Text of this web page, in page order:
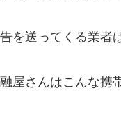
を送ってくる業者
屋さんはこんな携